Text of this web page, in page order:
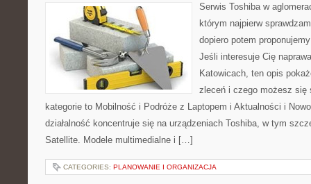
Serwis Toshiba w
którym najpierw
dopiero potem
Jeśli interesuje Cię
Katowicach, ten opis
zleceń i czego możesz się
kategorie to Mobilność i Podróże z Laptopem i Aktualności i
działalność koncentruje się na urządzeniach Toshiba, w tym
Satellite. Modele multimedialne i […]
CATEGORIES: PLANOWANIE I ORGANIZACJA